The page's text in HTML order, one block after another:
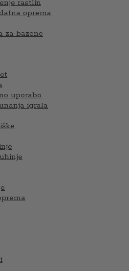
rastlin
oprema
za bazene
uporabo
igrala